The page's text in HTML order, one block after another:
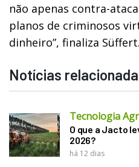
não apenas contra-
planos de criminosos
dinheiro”, finaliza Süffert.
Notícias
Tecnologia
O que a Jacto
2026?
há 12 dias